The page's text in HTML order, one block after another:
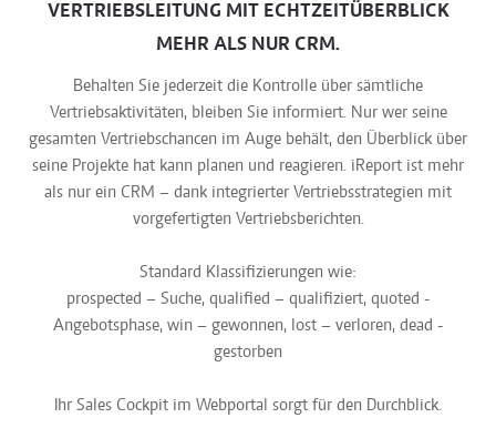
VERTRIEBSLEITUNG MIT ECHTZEITÜBERBLICK
MEHR ALS NUR CRM.
Behalten Sie jederzeit die Kontrolle über sämtliche
Vertriebsaktivitäten, bleiben Sie informiert. Nur wer seine
gesamten Vertriebschancen im Auge behält, den Überblick über
seine Projekte hat kann planen und reagieren. iReport ist mehr
als nur ein CRM – dank integrierter Vertriebsstrategien mit
vorgefertigten Vertriebsberichten.
Standard Klassifizierungen wie:
prospected – Suche, qualified – qualifiziert, quoted -
Angebotsphase, win – gewonnen, lost – verloren, dead -
gestorben
Ihr Sales Cockpit im Webportal sorgt für den Durchblick.